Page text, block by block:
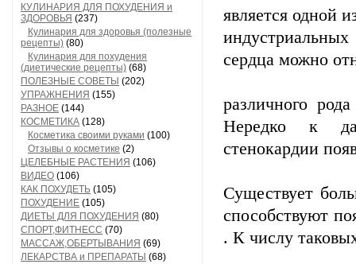
КУЛИНАРИЯ ДЛЯ ПОХУДЕНИЯ и
ЗДОРОВЬЯ (237)
Кулинария для здоровья (полезные
рецепты) (80)
Кулинария для похудения
(диетические рецепты) (68)
ПОЛЕЗНЫЕ СОВЕТЫ (202)
УПРАЖНЕНИЯ (155)
РАЗНОЕ (144)
КОСМЕТИКА (128)
Косметика своими руками (100)
Отзывы о косметике (2)
ЦЕЛЕБНЫЕ РАСТЕНИЯ (106)
ВИДЕО (106)
КАК ПОХУДЕТЬ (105)
ПОХУДЕНИЕ (105)
ДИЕТЫ ДЛЯ ПОХУДЕНИЯ (80)
СПОРТ,ФИТНЕСС (70)
МАССАЖ,ОБЕРТЫВАНИЯ (69)
ЛЕКАРСТВА и ПРЕПАРАТЫ (68)
является одной
сердца можно
различного
Нередко к
стенокардии
Существует
способствуют
. К числу